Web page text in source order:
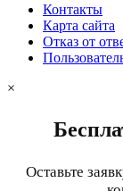
Контакты
Карта сайта
Отказ от
×
Оставьте